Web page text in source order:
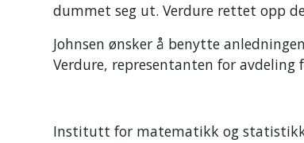
dummet seg ut. Verdure rettet opp
Johnsen ønsker å benytte
Verdure, representanten for avdeling
Institutt for matematikk og statistikk